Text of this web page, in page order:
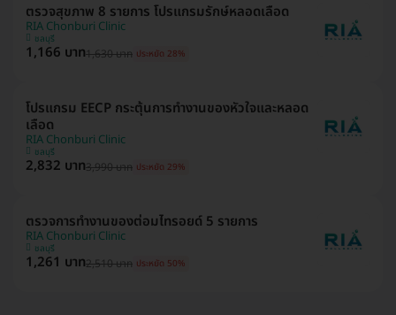
ตรวจสุขภาพ 8 รายการ โปรแกรมรักษ์หลอดเลือด
RIA Chonburi Clinic
ชลบุรี
1,166 บาท1,630 บาท ประหยัด 28%
โปรแกรม EECP กระตุ้นการทำงานของหัวใจและหลอด
เลือด
RIA Chonburi Clinic
ชลบุรี
2,832 บาท3,990 บาท ประหยัด 29%
ตรวจการทำงานของต่อมไทรอยด์ 5 รายการ
RIA Chonburi Clinic
ชลบุรี
1,261 บาท2,510 บาท ประหยัด 50%